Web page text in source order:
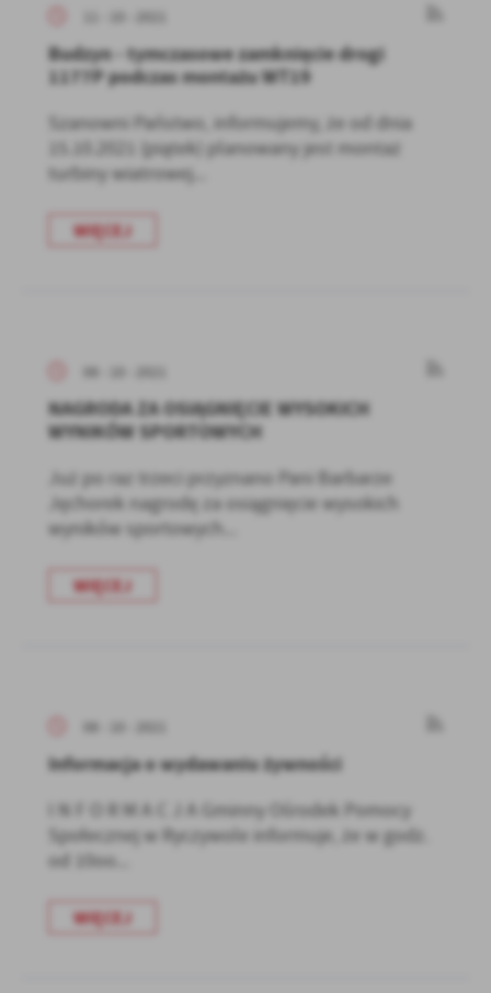
Budzyn - tymczasowe zamknięcie drogi
1177P podczas montażu WT19
Szanowni Państwo, informujemy, że od dnia
15.10.2021 (piątek) planowany jest montaż
turbiny wiatrowej...
WIĘCEJ
08 - 10 - 2021
NAGRODA ZA OSIĄGNIĘCIE WYSOKICH
WYNIKÓW SPORTOWYCH
Już po raz trzeci przyznano Pani Barbarze
Jęchorek nagrodę za osiągnięcie wysokich
wyników sportowych...
WIĘCEJ
08 - 10 - 2021
Informacja o wydawaniu żywności
I N F O R M A C J A Gminny Ośrodek Pomocy
Społecznej w Ryczywole informuje, że w godz.
od 10oo...
WIĘCEJ